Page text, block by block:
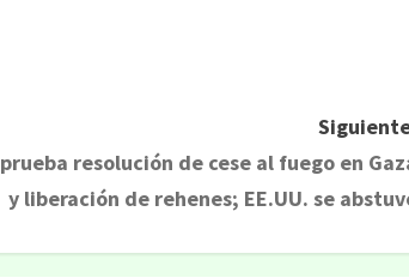
resolución de cese al fuego en
y liberación de rehenes; EE.UU. se